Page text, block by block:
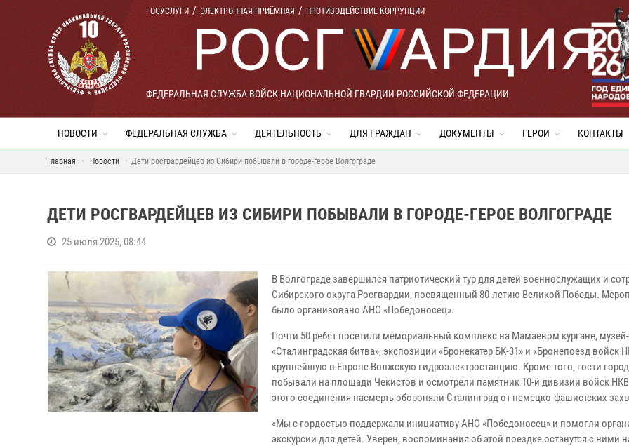
ГОСУСЛУГИ ЭЛЕКТРОННАЯ ПРИЁМНАЯ ПРОТИВОДЕЙСТВИЕ КОРРУПЦИИ
ФЕДЕРАЛЬНАЯ СЛУЖБА ВОЙСК НАЦИОНАЛЬНОЙ ГВАРДИИ РОССИЙСКОЙ ФЕДЕРАЦИИ
НОВОСТИ ФЕДЕРАЛЬНАЯ СЛУЖБА ДЕЯТЕЛЬНОСТЬ ДЛЯ ГРАЖДАН ДОКУМЕНТЫ ГЕРОИ КОНТАКТЫ
Главная Новости Дети росгвардейцев из Сибири побывали в городе-герое Волгограде
ДЕТИ РОСГВАРДЕЙЦЕВ ИЗ СИБИРИ ПОБЫВАЛИ В ГОРОДЕ-ГЕРОЕ ВОЛГОГРАДЕ
25 июля 2025, 08:44
В Волгограде завершился патриотический тур для детей военнослужащих и
Сибирского округа Росгвардии, посвященный 80-летию Великой Победы.
было организовано АНО «Победоносец».
Почти 50 ребят посетили мемориальный комплекс на Мамаевом кургане,
«Сталинградская битва», экспозиции «Бронекатер БК-31» и «Бронепоезд войск
крупнейшую в Европе Волжскую гидроэлектростанцию. Кроме того, гости
побывали на площади Чекистов и осмотрели памятник 10-й дивизии войск
этого соединения насмерть обороняли Сталинград от немецко-фашистских
«Мы с гордостью поддержали инициативу АНО «Победоносец» и помогли
экскурсии для детей. Уверен, воспоминания об этой поездке останутся с ними